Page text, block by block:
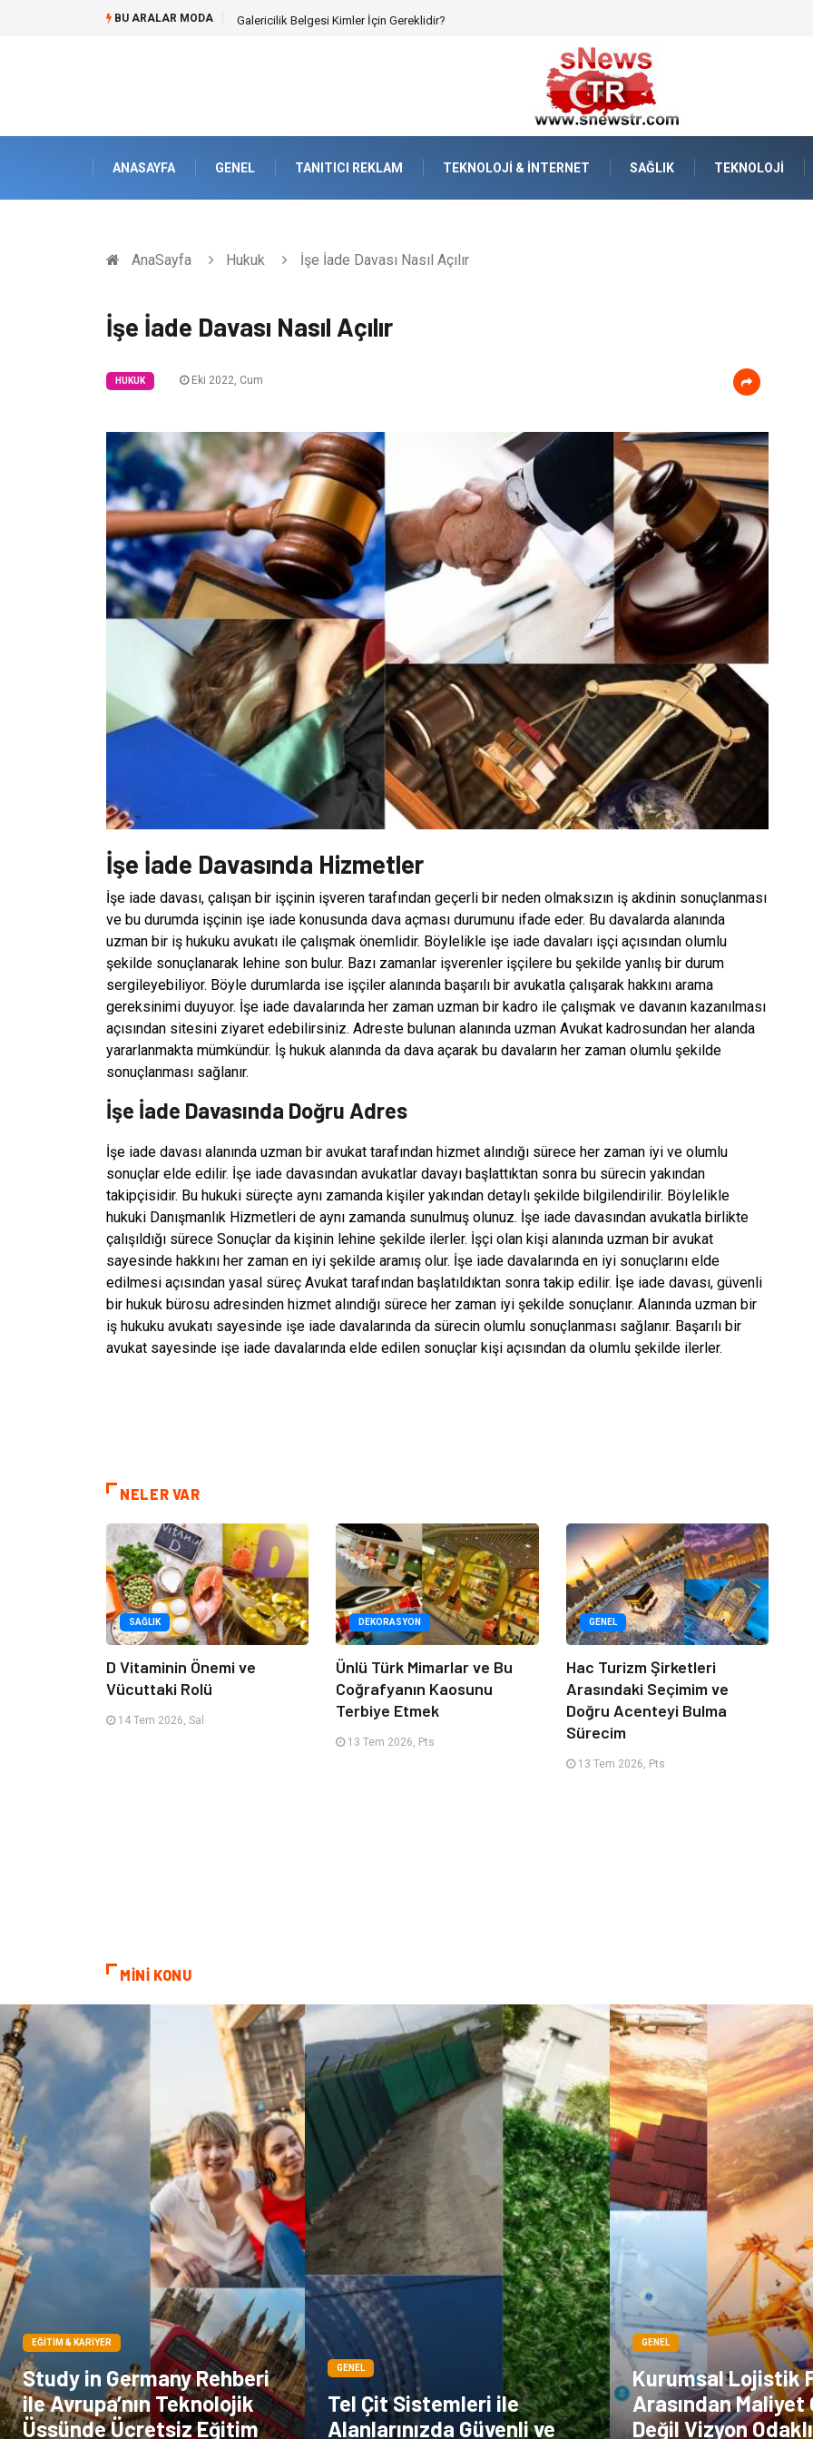
BU ARALAR MODA Doküman Yönetimi ile Kurumsal Hafızanın Dijitalleşmesi
ANASAYFA GENEL TANITICI REKLAM TEKNOLOJI & İNTERNET SAĞLIK TEKNOLOJI
AnaSayfa Hukuk İşe İade Davası Nasıl Açılır
İşe İade Davası Nasıl Açılır
HUKUK Eki 2022, Cum
İşe İade Davasında Hizmetler
İşe iade davası, çalışan bir işçinin işveren tarafından geçerli bir neden olmaksızın iş akdinin sonuçlanması
ve bu durumda işçinin işe iade konusunda dava açması durumunu ifade eder. Bu davalarda alanında
uzman bir iş hukuku avukatı ile çalışmak önemlidir. Böylelikle işe iade davaları işçi açısından olumlu
şekilde sonuçlanarak lehine son bulur. Bazı zamanlar işverenler işçilere bu şekilde yanlış bir durum
sergileyebiliyor. Böyle durumlarda ise işçiler alanında başarılı bir avukatla çalışarak hakkını arama
gereksinimi duyuyor. İşe iade davalarında her zaman uzman bir kadro ile çalışmak ve davanın kazanılması
açısından sitesini ziyaret edebilirsiniz. Adreste bulunan alanında uzman Avukat kadrosundan her alanda
yararlanmakta mümkündür. İş hukuk alanında da dava açarak bu davaların her zaman olumlu şekilde
sonuçlanması sağlanır.
İşe İade Davasında Doğru Adres
İşe iade davası alanında uzman bir avukat tarafından hizmet alındığı sürece her zaman iyi ve olumlu
sonuçlar elde edilir. İşe iade davasından avukatlar davayı başlattıktan sonra bu sürecin yakından
takipçisidir. Bu hukuki süreçte aynı zamanda kişiler yakından detaylı şekilde bilgilendirilir. Böylelikle
hukuki Danışmanlık Hizmetleri de aynı zamanda sunulmuş olunuz. İşe iade davasından avukatla birlikte
çalışıldığı sürece Sonuçlar da kişinin lehine şekilde ilerler. İşçi olan kişi alanında uzman bir avukat
sayesinde hakkını her zaman en iyi şekilde aramış olur. İşe iade davalarında en iyi sonuçlarını elde
edilmesi açısından yasal süreç Avukat tarafından başlatıldıktan sonra takip edilir. İşe iade davası, güvenli
bir hukuk bürosu adresinden hizmet alındığı sürece her zaman iyi şekilde sonuçlanır. Alanında uzman bir
iş hukuku avukatı sayesinde işe iade davalarında da sürecin olumlu sonuçlanması sağlanır. Başarılı bir
avukat sayesinde işe iade davalarında elde edilen sonuçlar kişi açısından da olumlu şekilde ilerler.
NELER VAR
SAĞLIK
D Vitaminin Önemi ve
Vücuttaki Rolü
14 Tem 2026, Sal
DEKORASYON
Ünlü Türk Mimarlar ve Bu
Coğrafyanın Kaosunu
Terbiye Etmek
13 Tem 2026, Pts
GENEL
Hac Turizm Şirketleri
Arasındaki Seçimim ve
Doğru Acenteyi Bulma
Sürecim
13 Tem 2026, Pts
MİNİ KONU
EĞITIM & KARIYER
Study in Germany Rehberi
ile Avrupa’nın Teknolojik
Üssünde Ücretsiz Eğitim
GENEL
Tel Çit Sistemleri ile
Alanlarınızda Güvenli ve
GENEL
Kurumsal Lojistik
Arasından Maliyet
Değil Vizyon